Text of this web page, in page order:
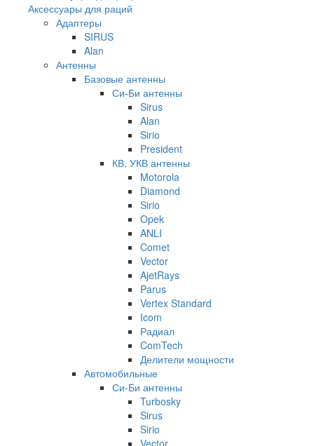
Аксессуары для раций
Адаптеры
SIRUS
Alan
Антенны
Базовые антенны
Си-Би антенны
Sirus
Alan
Sirio
President
КВ, УКВ антенны
Motorola
Diamond
Sirio
Opek
ANLI
Comet
Vector
AjetRays
Parus
Vertex Standard
Icom
Радиал
ComTech
Делители мощности
Автомобильные
Си-Би антенны
Turbosky
Sirus
Sirio
Vector